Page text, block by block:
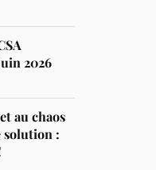
2026
au chaos
solution :